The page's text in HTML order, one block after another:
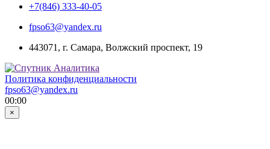
+7(846) 333-40-05
fpso63@yandex.ru
443071, г. Самара, Волжский проспект, 19
Политика конфиденциальности
fpso63@yandex.ru
00:00
×